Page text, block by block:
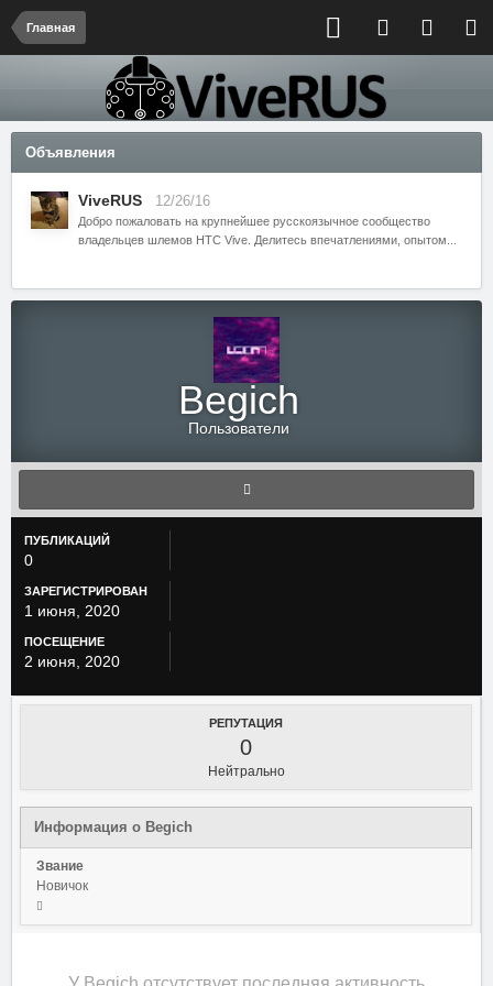
Главная
Объявления
ViveRUS 12/26/16
Добро пожаловать на крупнейшее русскоязычное сообщество
владельцев шлемов HTC Vive. Делитесь впечатлениями, опытом...
Begich
Пользователи
ПУБЛИКАЦИЙ
0
ЗАРЕГИСТРИРОВАН
1 июня, 2020
ПОСЕЩЕНИЕ
2 июня, 2020
РЕПУТАЦИЯ
0
Нейтрально
Информация о Begich
Звание
Новичок